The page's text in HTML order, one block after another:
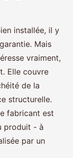
installée, il y
Mais
vraiment,
Elle couvre
de la
structurelle.
fabricant est
produit - à
par un